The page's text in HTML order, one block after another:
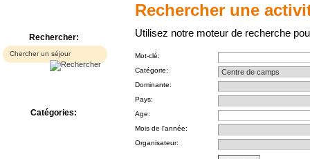
Rechercher:
Catégories:
Rechercher une
Utilisez notre moteur de recherche
Mot-clé:
Catégorie:
Dominante:
Pays:
Age:
Mois de l'année:
Organisateur: